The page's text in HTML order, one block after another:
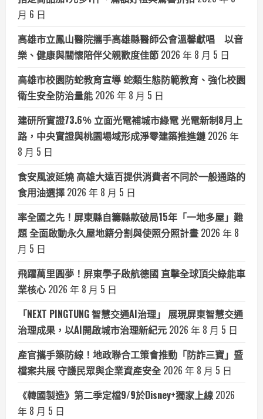
月 6 日
高雄市立鳳山醫院攜手高雄縣醫師公會溫馨獻唱 以音
樂、健康與關懷陪伴父親歡度佳節 2026 年 8 月 5 日
高雄市校園防蛇教育宣導 蛇類生態防範教育、強化校園
衛生安全防治量能 2026 年 8 月 5 日
建研所實證73.6％ 立面光電補城市綠電 光電新制8月上
路，中央實證與桃園場域形成淨零建築推進鏈 2026 年
8 月 5 日
食安風波延燒 高雄大遠百提供消費者不同於一般通路的
食用油選擇 2026 年 8 月 5 日
率全國之先！屏東縣自籌縣款破局15年「一地多屋」難
題 全面啟動永久屋地籍分割與使照分照計畫 2026 年 8
月 5 日
飛躍萬里圓夢！屏東學子啟航德國 直擊全球頂尖綠能車
業核心 2026 年 8 月 5 日
「NEXT PINGTUNG 智慧交通AI治理」 展現屏東智慧交通
治理成果，以AI開啟城市治理新紀元 2026 年 8 月 5 日
產官攜手築防線！地政聯合工策會推動「防詐三寶」暨
檔案共展 守護民眾與企業資產安全 2026 年 8 月 5 日
《韓國製造》第二季定檔9/9於Disney+獨家上線 2026
年 8 月 5 日